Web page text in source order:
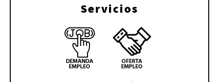
Servicios